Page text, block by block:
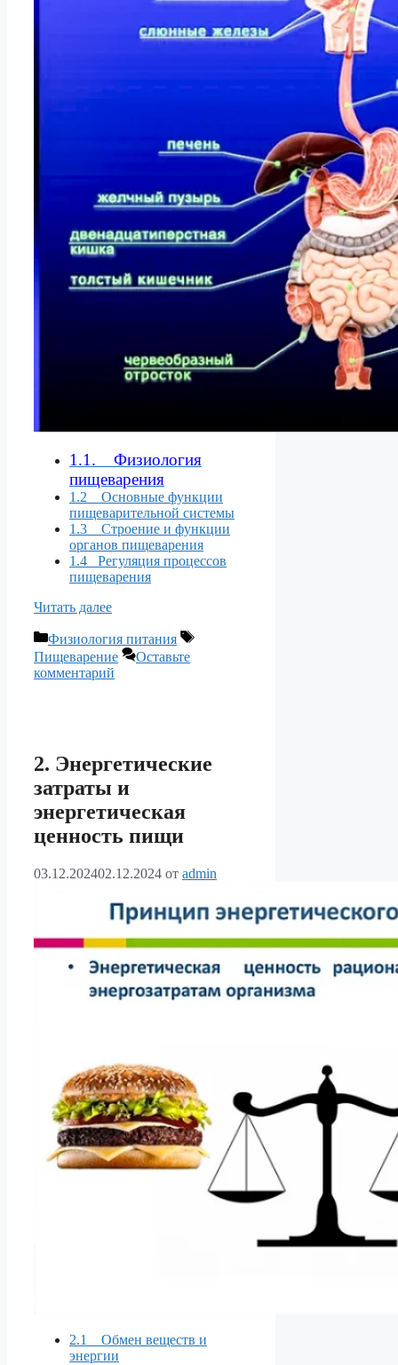
1.1. Физиология
пищеварения
1.2 Основные функции
пищеварительной системы
1.3 Строение и функции
органов пищеварения
1.4 Регуляция процессов
пищеварения
Читать далее
Рубрики
Физиология питания
Метки
Пищеварение
Оставьте
комментарий
2. Энергетические
затраты и
энергетическая
ценность пищи
03.12.202402.12.2024 от admin
2.1 Обмен веществ и
энергии